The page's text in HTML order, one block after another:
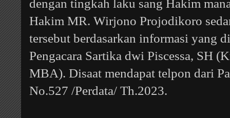
dengan tingkah laku sang Hakim
Hakim MR. Wirjono Projodikoro
tersebut berdasarkan informasi yang
Pengacara Sartika dwi Piscessa, SH
MBA). Disaat mendapat telpon dari
No.527 /Perdata/ Th.2023.